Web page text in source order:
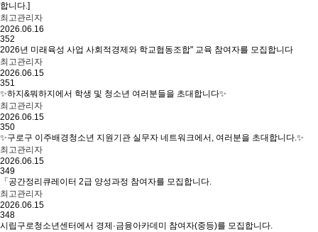
합니다.]
최고관리자
2026.06.16
352
2026년 미래육성 사업 사회적경제와 학교협동조합" 교육 참여자를 모집합니다
최고관리자
2026.06.15
351
✨하지&뭐하지에서 학생 및 청소년 여러분들을 초대합니다✨
최고관리자
2026.06.15
350
✨구로구 이주배경청소년 지원기관 실무자 네트워크에서, 여러분을 초대합니다.✨
최고관리자
2026.06.15
349
「공간정리큐레이터 2급 양성과정 참여자를 모집합니다.
최고관리자
2026.06.15
348
시립구로청소년센터에서 경제·금융아카데미 참여자(중등)를 모집합니다.